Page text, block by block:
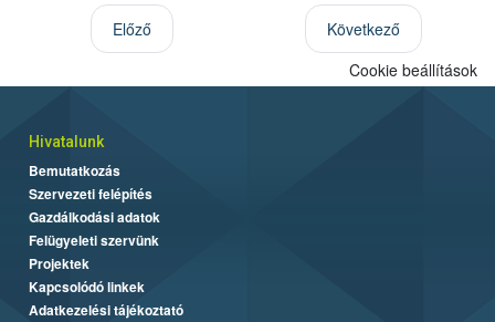
Előző
Következő
Cookie beállítások
Hivatalunk
Bemutatkozás
Szervezeti felépítés
Gazdálkodási adatok
Felügyeleti szervünk
Projektek
Kapcsolódó linkek
Adatkezelési tájékoztató